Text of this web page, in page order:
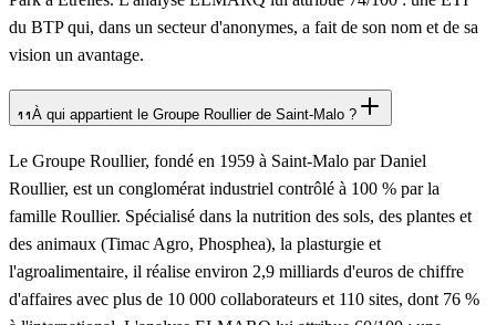
du BTP qui, dans un secteur d'anonymes, a fait de son nom et de sa
vision un avantage.
11À qui appartient le Groupe Roullier de Saint-Malo ?
Le Groupe Roullier, fondé en 1959 à Saint-Malo par Daniel
Roullier, est un conglomérat industriel contrôlé à 100 % par la
famille Roullier. Spécialisé dans la nutrition des sols, des plantes et
des animaux (Timac Agro, Phosphea), la plasturgie et
l'agroalimentaire, il réalise environ 2,9 milliards d'euros de chiffre
d'affaires avec plus de 10 000 collaborateurs et 110 sites, dont 76 %